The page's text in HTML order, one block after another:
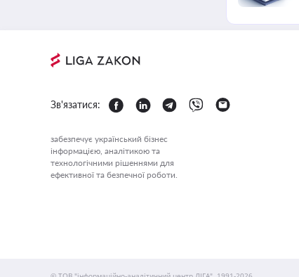
Зв'язатися:
забезпечує український бізнес
інформацією, аналітикою та
технологічними рішеннями для
ефективної та безпечної роботи.